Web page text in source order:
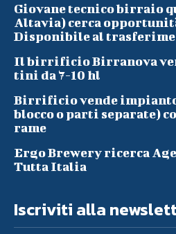
Giovane tecnico birraio
Altavia) cerca
Disponibile al
Il birrificio Birranova
tini da 7-10 hl
Birrificio vende
blocco o parti separate)
rame
Ergo Brewery ricerca
Tutta Italia
Iscriviti alla